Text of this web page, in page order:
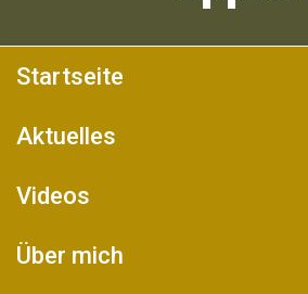
Startseite
Aktuelles
Videos
Über mich